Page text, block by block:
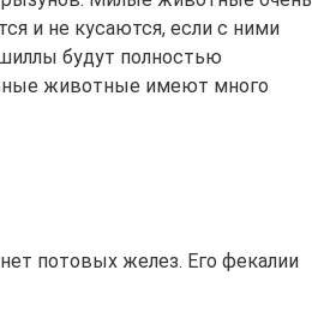
и не кусаются, если с ними
будут полностью
животные имеют много
потовых желез. Его фекалии